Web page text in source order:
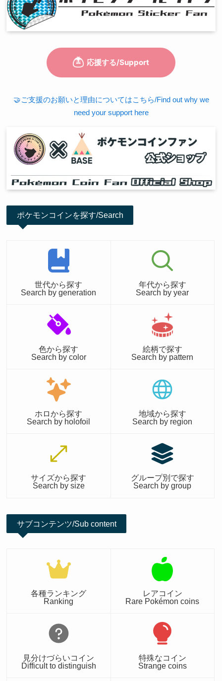
🤝ご支援のお願いと理由についてはこちら/Find out why we
need your support here
ポケモンコインを探す/Search
世代から探す
Search by generation
年代から探す
Search by year
色から探す
Search by color
絵柄で探す
Search by pattern
ホロから探す
Search by holofoil
地域から探す
Search by region
サイズから探す
Search by size
グループ別で探す
Search by group
サブコンテンツ/Sub content
各種ランキング
Ranking
レアコイン
Rare Pokémon coins
見分けづらいコイン
Difficult to distinguish
特殊なコイン
Strange coins